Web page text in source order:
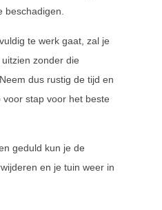
beschadigen.
te werk gaat, zal je
zonder die
dus rustig de tijd en
stap voor het beste
geduld kun je de
en je tuin weer in